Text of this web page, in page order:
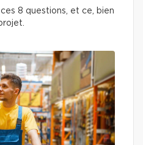
8 questions, et ce, bien